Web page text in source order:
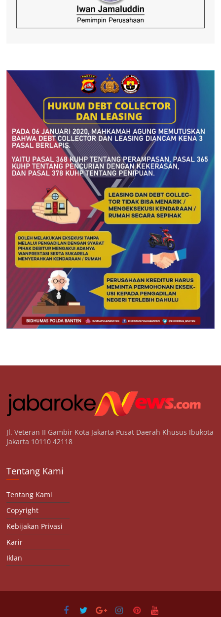
Jl. Veteran II Gambir Kota Jakarta Pusat Daerah Khusus Ibukota
Jakarta 10110 42118
Tentang Kami
Tentang Kami
Copyright
Kebijakan Privasi
Karir
Iklan